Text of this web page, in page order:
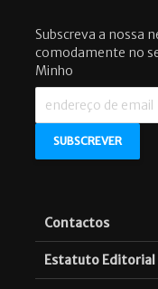
Subscreva a nossa
comodamente no
Minho
Contactos
Estatuto Editorial